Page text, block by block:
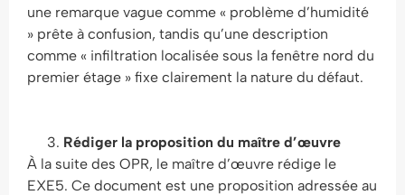
une remarque vague comme « problème d’humidité
» prête à confusion, tandis qu’une description
comme « infiltration localisée sous la fenêtre nord du
premier étage » fixe clairement la nature du défaut.
Rédiger la proposition du maître d’œuvre
À la suite des OPR, le maître d’œuvre rédige le
EXE5. Ce document est une proposition adressée au